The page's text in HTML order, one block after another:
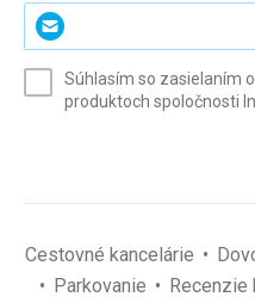
Zadajte
svoj
(povinné)
Súhlasím so zasielaním
produktoch spoločnosti
Cestovné kancelárie
Parkovanie
Recenzie